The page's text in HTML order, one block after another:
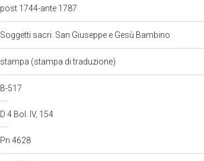
post 1744-ante 1787
Soggetti sacri: San Giuseppe e Gesù Bambino
stampa (stampa di traduzione)
B-517
D 4 Bol. IV, 154
Pn 4628